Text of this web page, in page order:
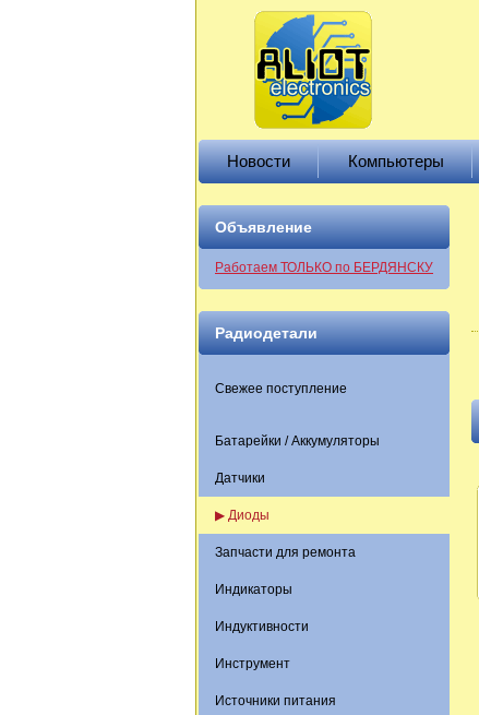
Новости Компьютеры
Объявление
Работаем ТОЛЬКО по БЕРДЯНСКУ
Радиодетали
Свежее поступление
Батарейки / Аккумуляторы
Датчики
▶ Диоды
Запчасти для ремонта
Индикаторы
Индуктивности
Инструмент
Источники питания